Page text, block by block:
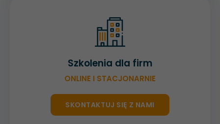
Szkolenia dla firm
ONLINE I STACJONARNIE
SKONTAKTUJ SIĘ Z NAMI